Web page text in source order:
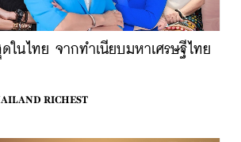
ในไทย จากทำเนียบมหาเศรษฐีไทย
RICHEST